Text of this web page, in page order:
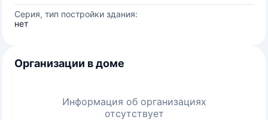
Серия, тип постройки здания:
нет
Организации в доме
Информация об организациях
отсутствует